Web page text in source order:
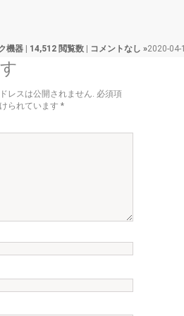
機器 14,512 閲覧数 コメントなし »2020-04-
レスは公開されません. 必須項
られています *